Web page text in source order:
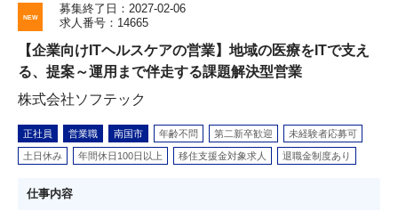
募集終了日：2027-02-06
求人番号：14665
【企業向けITヘルスケアの営業】地域の医療をITで支え
る、提案～運用まで伴走する課題解決型営業
株式会社ソフテック
正社員 営業職 南国市 年齢不問 第二新卒歓迎 未経験者応募可
土日休み 年間休日100日以上 移住支援金対象求人 退職金制度あり
仕事内容